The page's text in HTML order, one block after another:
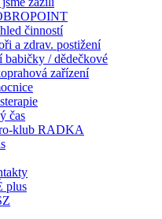
činností
a zdrav. postižení
babičky / dědečkové
zařízení
čas
klub RADKA
plus